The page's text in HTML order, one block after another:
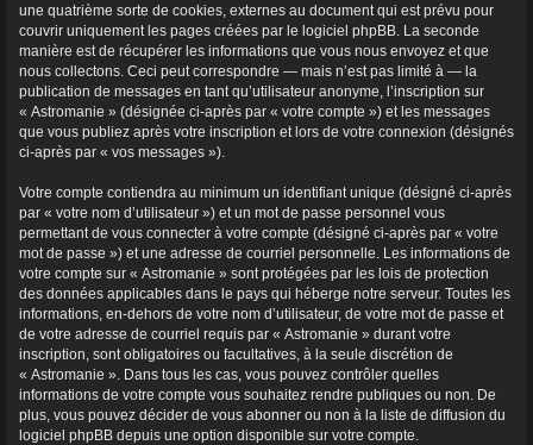
une quatrième sorte de cookies, externes au document qui est prévu pour
couvrir uniquement les pages créées par le logiciel phpBB. La seconde
manière est de récupérer les informations que vous nous envoyez et que
nous collectons. Ceci peut correspondre — mais n’est pas limité à — la
publication de messages en tant qu’utilisateur anonyme, l’inscription sur
« Astromanie » (désignée ci-après par « votre compte ») et les messages
que vous publiez après votre inscription et lors de votre connexion (désignés
ci-après par « vos messages »).
Votre compte contiendra au minimum un identifiant unique (désigné ci-après
par « votre nom d’utilisateur ») et un mot de passe personnel vous
permettant de vous connecter à votre compte (désigné ci-après par « votre
mot de passe ») et une adresse de courriel personnelle. Les informations de
votre compte sur « Astromanie » sont protégées par les lois de protection
des données applicables dans le pays qui héberge notre serveur. Toutes les
informations, en-dehors de votre nom d’utilisateur, de votre mot de passe et
de votre adresse de courriel requis par « Astromanie » durant votre
inscription, sont obligatoires ou facultatives, à la seule discrétion de
« Astromanie ». Dans tous les cas, vous pouvez contrôler quelles
informations de votre compte vous souhaitez rendre publiques ou non. De
plus, vous pouvez décider de vous abonner ou non à la liste de diffusion du
logiciel phpBB depuis une option disponible sur votre compte.